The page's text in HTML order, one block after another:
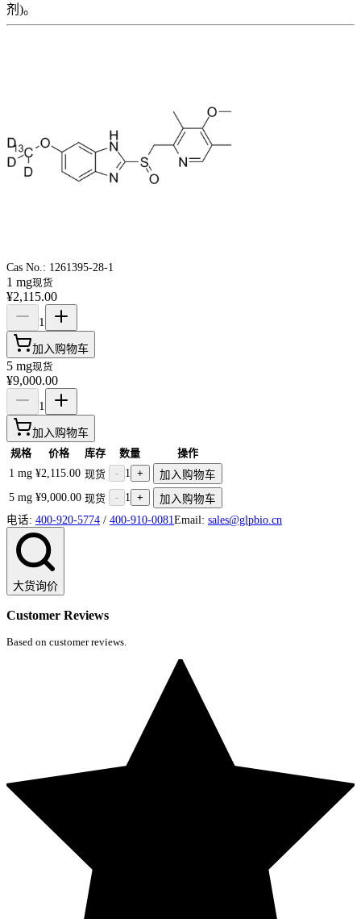
剂)。
Cas No.: 1261395-28-1
1 mg现货
¥2,115.00
1
加入购物车
5 mg现货
¥9,000.00
1
加入购物车
规格 价格 库存 数量
操作
1 mg ¥2,115.00 现货 - 1 +
加入购物车
5 mg ¥9,000.00 现货 - 1 +
加入购物车
电话: 400-920-5774 / 400-910-0081 Email: sales@glpbio.cn
大货询价
Customer Reviews
Based on customer reviews.